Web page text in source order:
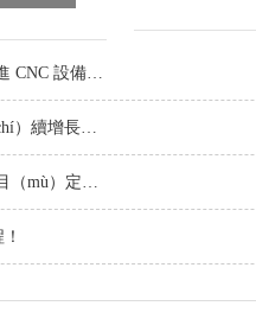
中國供（gòng）應商引入先進 CNC 設備，提升定製金屬零件品質
CNC精密加工備件市場持（chí）續增長（zhǎng），技術創新引領行業未來
每次都完美貼合：為您的項目（mù）定製螺絲